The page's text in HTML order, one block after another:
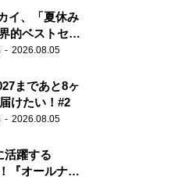
イ、「夏休み
的ベストセラ
を紹介
2026.08.05
まであと8ヶ
けたい！#2
2026.08.05
活躍する
『オールナイ